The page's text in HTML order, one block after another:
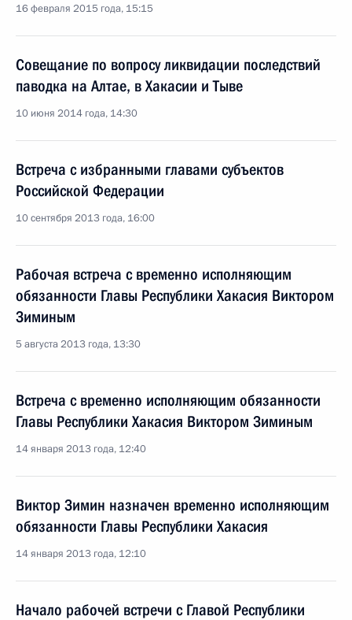
16 февраля 2015 года, 15:15
Совещание по вопросу ликвидации последствий
паводка на Алтае, в Хакасии и Тыве
10 июня 2014 года, 14:30
Встреча с избранными главами субъектов
Российской Федерации
10 сентября 2013 года, 16:00
Рабочая встреча с временно исполняющим
обязанности Главы Республики Хакасия Виктором
Зиминым
5 августа 2013 года, 13:30
Встреча с временно исполняющим обязанности
Главы Республики Хакасия Виктором Зиминым
14 января 2013 года, 12:40
Виктор Зимин назначен временно исполняющим
обязанности Главы Республики Хакасия
14 января 2013 года, 12:10
Начало рабочей встречи с Главой Республики